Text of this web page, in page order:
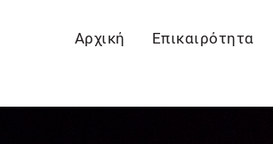
Αρχική Επικαιρότητα